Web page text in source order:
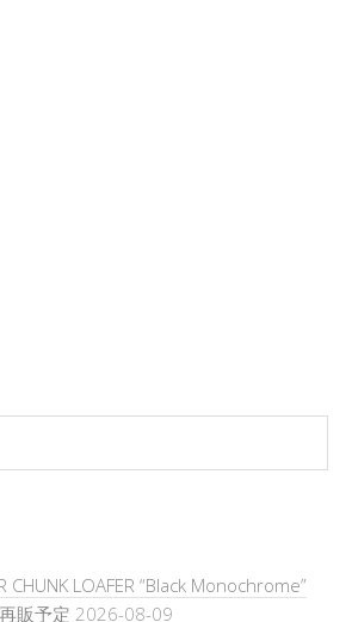
CHUNK LOAFER “Black Monochrome”
販予定 2026-08-09